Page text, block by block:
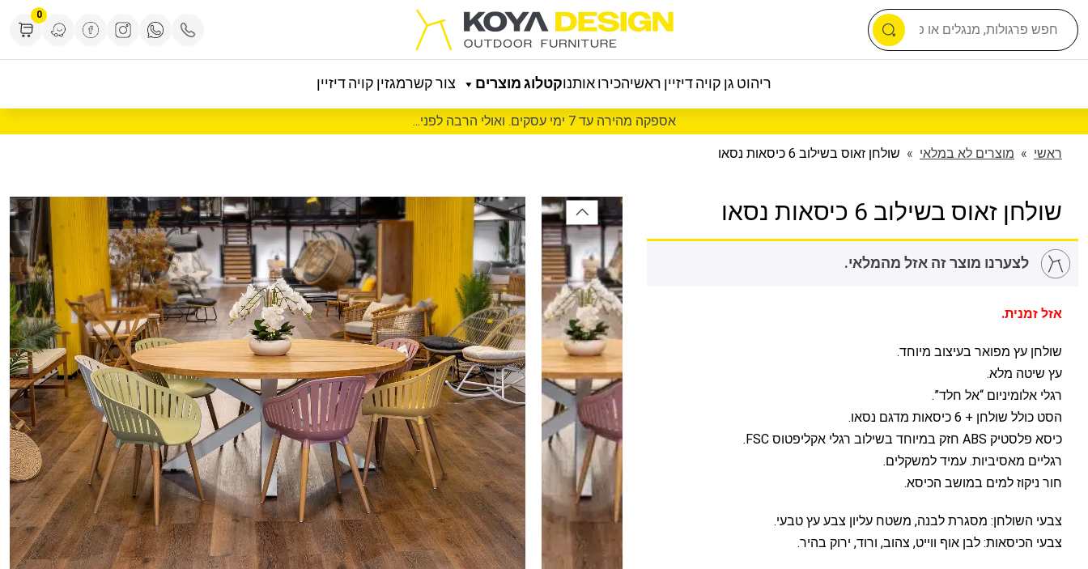
0
ריהוט גן קויה דיזיין ראשיהכירו אותנוקטלוג מוצרים צור קשרמגזין קויה דיזיין
אספקה מהירה עד 7 ימי עסקים. ואולי הרבה לפני...
ראשי » מוצרים לא במלאי » שולחן זאוס בשילוב 6 כיסאות נסאו
שולחן זאוס בשילוב 6 כיסאות נסאו
לצערנו מוצר זה אזל מהמלאי.
אזל זמנית.
שולחן עץ מפואר בעיצוב מיוחד.
עץ שיטה מלא.
רגלי אלומיניום “אל חלד”.
הסט כולל שולחן + 6 כיסאות מדגם נסאו.
כיסא פלסטיק ABS חזק במיוחד בשילוב רגלי אקליפטוס FSC.
רגליים מאסיביות. עמיד למשקלים.
חור ניקוז למים במושב הכיסא.
צבעי השולחן: מסגרת לבנה, משטח עליון צבע עץ טבעי.
צבעי הכיסאות: לבן אוף ווייט, צהוב, ורוד, ירוק בהיר.